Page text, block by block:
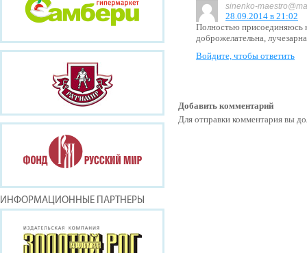
ИНФОРМАЦИОННЫЕ ПАРТНЕРЫ
sinenko-
28.09.2014 в 21:02
Полностью присоединяюсь
доброжелательна,
Войдите, чтобы ответить
Добавить комментарий
Для отправки комментария вы